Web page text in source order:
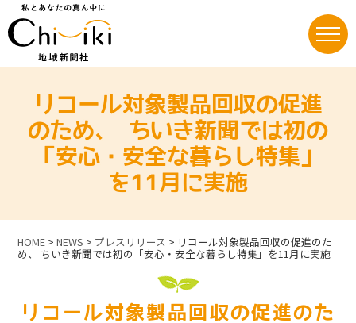
contentリコール対象製品回収の促進
のため、 ちいき新聞では初の
「安心・安全な暮らし特集」
を11月に実施
HOME >NEWS > プレスリリース > リコール対象製品回収の促進のた
め、 ちいき新聞では初の「安心・安全な暮らし特集」を11月に実施
リコール対象製品回収の促進のた